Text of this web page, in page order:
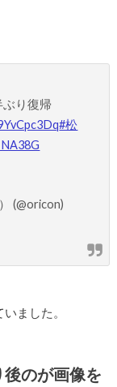
ぶり復帰
#松
(@oricon)
ました。
のが画像を